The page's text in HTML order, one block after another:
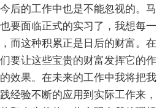
后的工作中也是不能忽视的。马
要面临正式的实习了，我想每一
而这种积累正是日后的财富。在
要让这些宝贵的财富发挥它的作
效果。在未来的工作中我将把我
经验不断的应用到实际工作来，